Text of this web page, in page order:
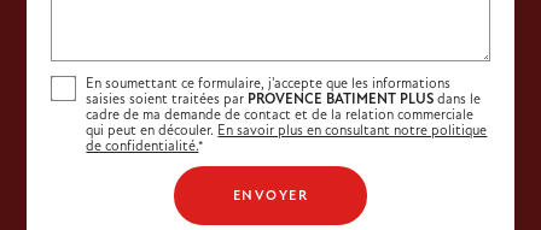
En soumettant ce formulaire, j'accepte que les informations
saisies soient traitées par PROVENCE BATIMENT PLUS dans le
cadre de ma demande de contact et de la relation commerciale
qui peut en découler. En savoir plus en consultant notre politique
de confidentialité.*